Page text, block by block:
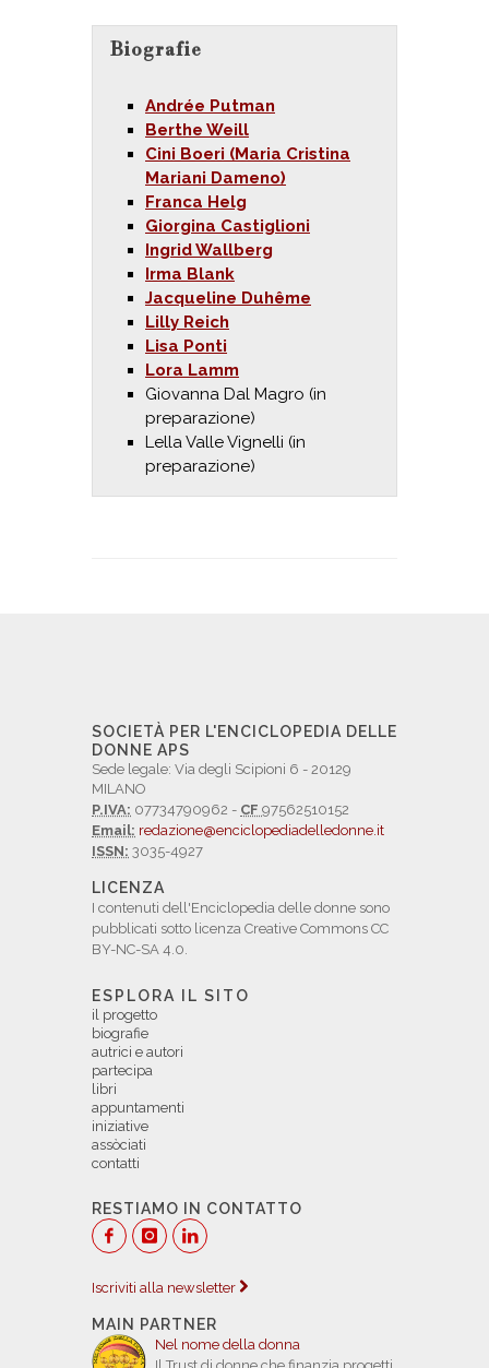
Biografie
Andrée Putman
Berthe Weill
Cini Boeri (Maria Cristina
Mariani Dameno)
Franca Helg
Giorgina Castiglioni
Ingrid Wallberg
Irma Blank
Jacqueline Duhême
Lilly Reich
Lisa Ponti
Lora Lamm
Giovanna Dal Magro (in
preparazione)
Lella Valle Vignelli (in
preparazione)
SOCIETÀ PER L'ENCICLOPEDIA DELLE
DONNE APS
Sede legale: Via degli Scipioni 6 - 20129
MILANO
P.IVA: 07734790962 - CF 97562510152
Email: redazione@enciclopediadelledonne.it
ISSN: 3035-4927
LICENZA
I contenuti dell'Enciclopedia delle donne sono
pubblicati sotto licenza Creative Commons CC
BY-NC-SA 4.0.
ESPLORA IL SITO
il progetto
biografie
autrici e autori
partecipa
libri
appuntamenti
iniziative
assòciati
contatti
RESTIAMO IN CONTATTO
Iscriviti alla newsletter
MAIN PARTNER
Nel nome della donna